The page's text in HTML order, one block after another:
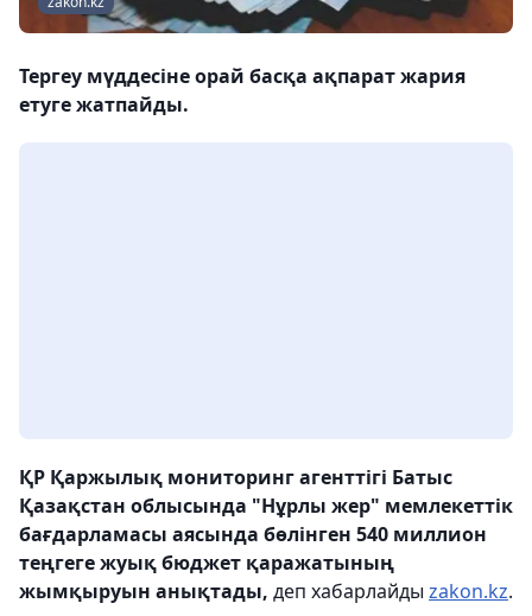
Тергеу мүддесіне орай басқа ақпарат жария
етуге жатпайды.
ҚР Қаржылық мониторинг агенттігі Батыс
Қазақстан облысында "Нұрлы жер" мемлекеттік
бағдарламасы аясында бөлінген 540 миллион
теңгеге жуық бюджет қаражатының
жымқыруын анықтады, деп хабарлайды zakon.kz.